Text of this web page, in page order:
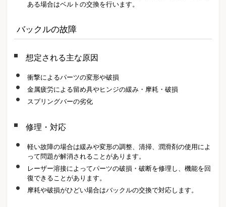
ある場合はベルトの交換を行います。
バックルの故障
想定される主な原因
衝撃によるパーツの変形や破損
金属疲労による留め具やヒンジの緩み・摩耗・破損
スプリングバーの劣化
修理・対応
軽い故障の場合は緩みや変形の調整、清掃、潤滑剤の使用によ
って問題が解消されることがあります。
レーザー溶接によってパーツの破損・破断を修理し、機能を回
復できることがあります。
摩耗や破損がひどい場合はバックルの交換で対応します。